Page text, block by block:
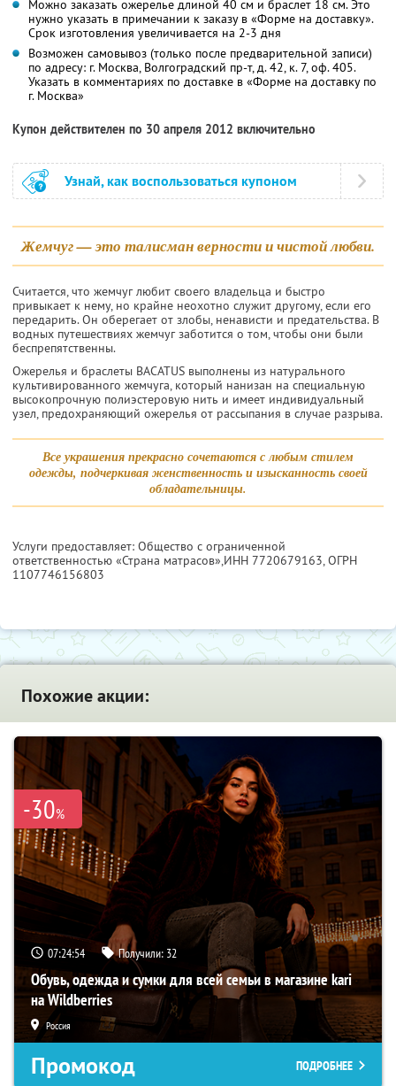
Можно заказать ожерелье длиной 40 см и браслет 18 см. Это
нужно указать в примечании к заказу в «Форме на доставку».
Срок изготовления увеличивается на 2-3 дня
Возможен самовывоз (только после предварительной записи)
по адресу: г. Москва, Волгоградский пр-т, д. 42, к. 7, оф. 405.
Указать в комментариях по доставке в «Форме на доставку по
г. Москва»
Купон действителен по 30 апреля 2012 включительно
Узнай, как воспользоваться купоном
Жемчуг — это талисман верности и чистой любви.
Считается, что жемчуг любит своего владельца и быстро
привыкает к нему, но крайне неохотно служит другому, если его
переда­рить. Он оберегает от злобы, не­нависти и предательства. В
водных путешествиях жемчуг заботится о том, чтобы они были
беспрепят­ственны.
Ожерелья и браслеты BACATUS выполнены из натурального
культивированного жемчуга, который нанизан на специальную
высокопрочную полиэстеровую нить и имеет индивидуальный
узел, предохраняющий ожерелья от рассыпания в случае разрыва.
Все украшения прекрасно сочетаются с любым стилем
одежды, подчеркивая женственность и изысканность своей
обладательницы.
Услуги предоставляет: Общество с ограниченной
ответственностью «Страна матрасов»,ИНН 7720679163, ОГРН
1107746156803
Похожие акции:
-30%
07:24:54 Получили: 32
Обувь, одежда и сумки для всей семьи в магазине kari
на Wildberries
Россия
Промокод ПОДРОБНЕЕ